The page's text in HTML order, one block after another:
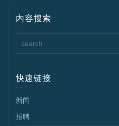
内容搜索
快速链接
新闻
招聘